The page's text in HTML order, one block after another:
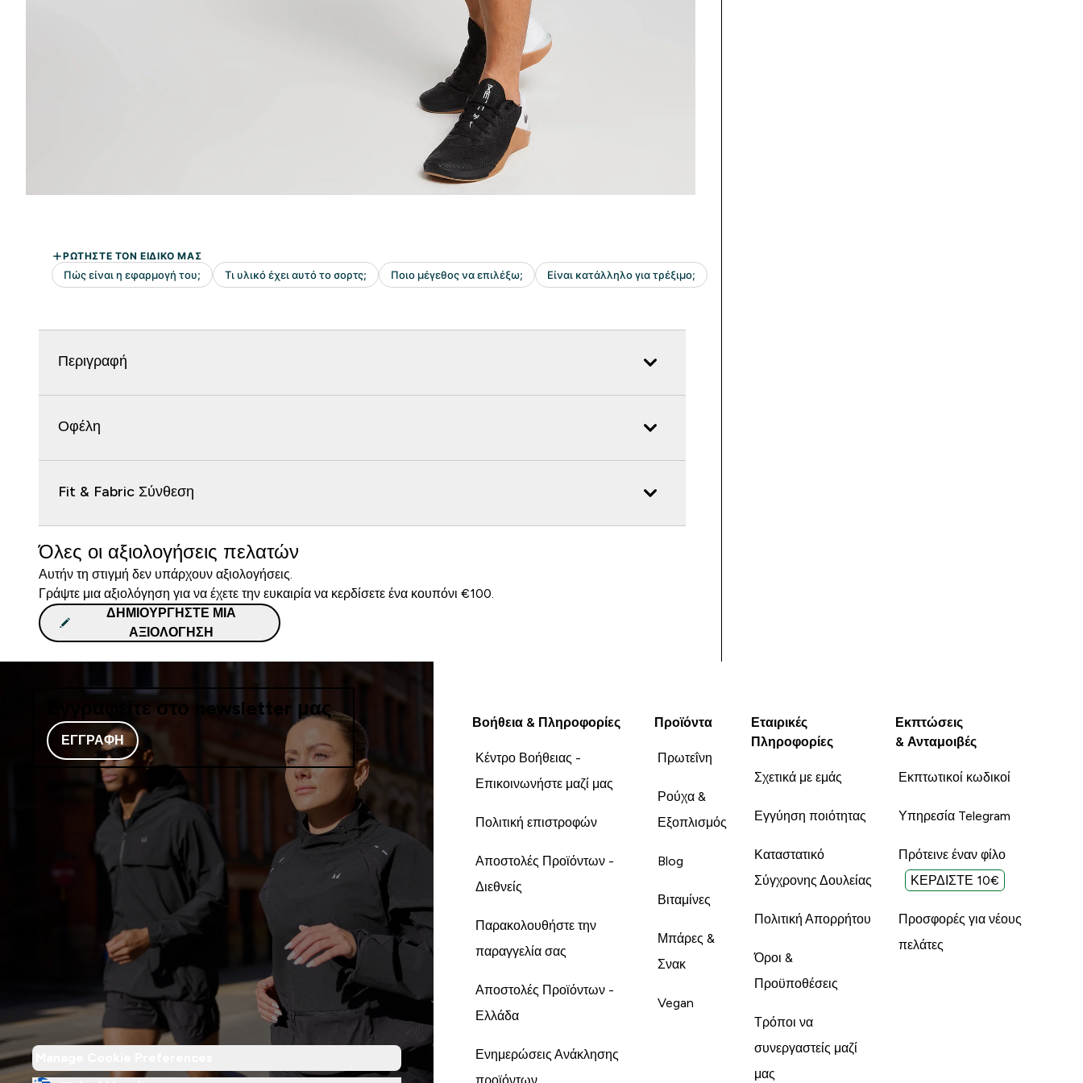
Περιγραφή
Οφέλη
Fit & Fabric Σύνθεση
Όλες οι αξιολογήσεις πελατών
Αυτήν τη στιγμή δεν υπάρχουν αξιολογήσεις.
Γράψτε μια αξιολόγηση για να έχετε την ευκαιρία να κερδίσετε ένα κουπόνι €100.
ΔΗΜΙΟΥΡΓΉΣΤΕ ΜΙΑ
ΑΞΙΟΛΌΓΗΣΗ
Εγγραφείτε στο newsletter μας
ΕΓΓΡΑΦΉ
Βοήθεια & Πληροφορίες
Κέντρο Βοήθειας -
Επικοινωνήστε μαζί μας
Πολιτική επιστροφών
Αποστολές Προϊόντων -
Διεθνείς
Παρακολουθήστε την
παραγγελία σας
Αποστολές Προϊόντων -
Ελλάδα
Ενημερώσεις Ανάκλησης
προϊόντων
Προϊόντα
Πρωτεΐνη
Ρούχα &
Εξοπλισμός
Blog
Βιταμίνες
Μπάρες &
Σνακ
Vegan
Εταιρικές
Πληροφορίες
Σχετικά με εμάς
Εγγύηση ποιότητας
Καταστατικό
Σύγχρονης Δουλείας
Πολιτική Απορρήτου
Όροι &
Προϋποθέσεις
Τρόποι να
συνεργαστείς μαζί
μας
Εκπτώσεις
& Ανταμοιβές
Εκπτωτικοί κωδικοί
Υπηρεσία Telegram
Πρότεινε έναν φίλο
ΚΕΡΔΙΣΤΕ 10€
Προσφορές για νέους
πελάτες